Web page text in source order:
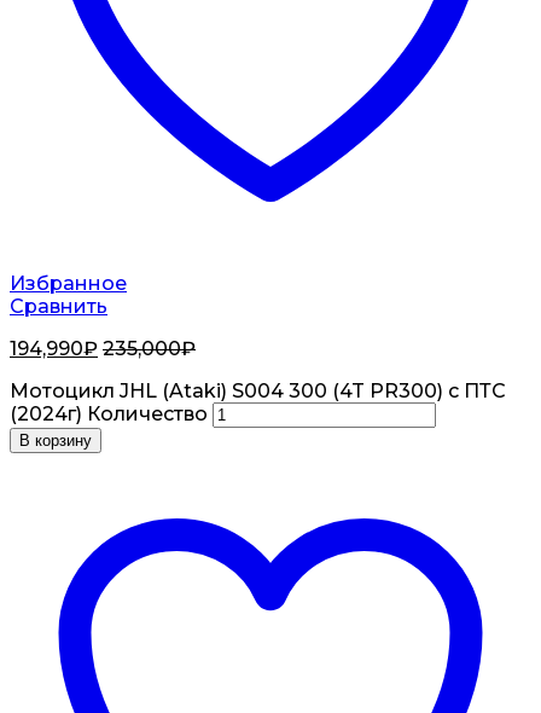
Избранное
Сравнить
194,990₽ 235,000₽
Мотоцикл JHL (Ataki) S004 300 (4T PR300) с ПТС
(2024г) Количество
В корзину